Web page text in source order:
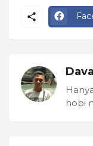
Dava
hobi